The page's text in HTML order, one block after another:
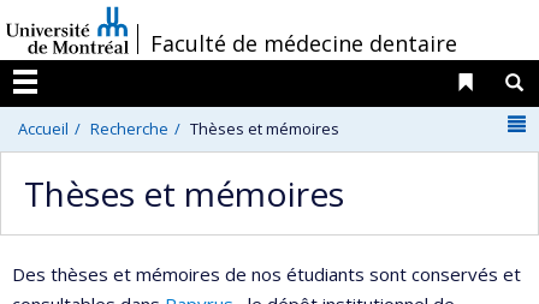
au
contenu
/Faculté de médecine dentaire
Menu
Liens
Accueil Recherche Thèses et mémoires
Thèses et mémoires
Des thèses et mémoires de nos étudiants sont conservés et